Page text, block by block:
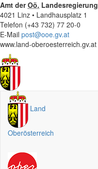
Amt derOö. Landesregierung
4021 Linz • Landhausplatz 1
Telefon (+43 732) 77 20-0
E-Mail post@ooe.gv.at
www.land-oberoesterreich.gv.at
Land
Oberösterreich